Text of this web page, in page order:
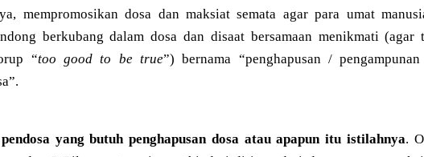
mempromosikan dosa dan maksiat semata agar para umat
berkubang dalam dosa dan disaat bersamaan menikmati (agar
“too good to be true”) bernama “penghapusan /
yang butuh penghapusan dosa atau apapun itu istilahnya.